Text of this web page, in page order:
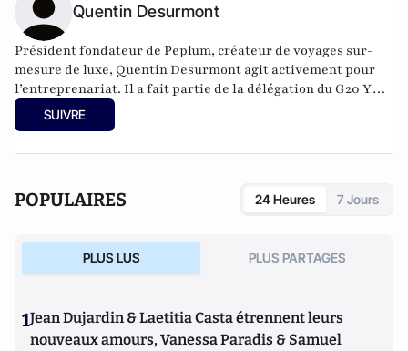
Quentin Desurmont
Président fondateur de Peplum, créateur de voyages sur-
mesure de luxe, Quentin Desurmont agit activement pour
l’entreprenariat. Il a fait partie de la délégation du G20 YES
à Moscou en 2013 et à Mexico en 2012, est membre de
Croissance + et des Entrepreneurs et Dirigeants Chrétiens.
SUIVRE
POPULAIRES 24 Heures 7 Jours
PLUS LUS PLUS PARTAGES
1Jean Dujardin & Laetitia Casta étrennent leurs
nouveaux amours, Vanessa Paradis & Samuel